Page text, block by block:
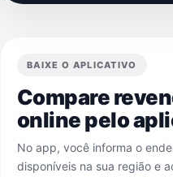
BAIXE O APLICATIVO
Compare
online pelo
No app, você informa o
disponíveis na sua região e